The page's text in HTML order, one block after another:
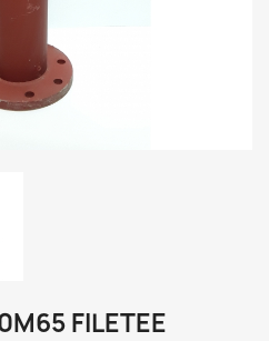
FILETEE